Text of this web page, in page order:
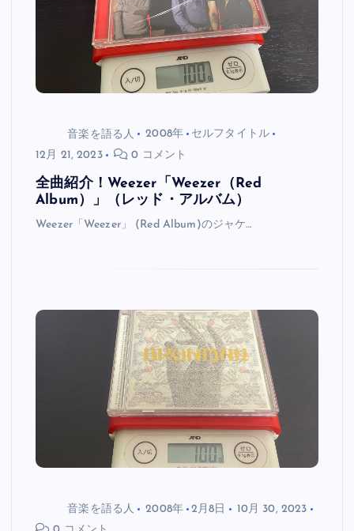
音楽を語る人 2008年
セルフタイトル
12月 21, 2023
0 コメント
全曲紹介！Weezer「Weezer（Red
Album）」（レッド・アルバム）
Weezer「Weezer」 (Red Album)のジャケ…
音楽を語る人 2008年 2月8日
10月 30, 2023